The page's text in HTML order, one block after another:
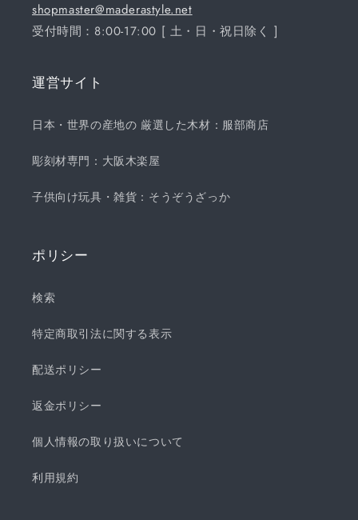
shopmaster@maderastyle.net
受付時間：8:00-17:00 [ 土・日・祝日除く ]
運営サイト
日本・世界の産地の 厳選した木材：服部商店
彫刻材専門：大阪木楽屋
子供向け玩具・雑貨：そうぞうざっか
ポリシー
検索
特定商取引法に関する表示
配送ポリシー
返金ポリシー
個人情報の取り扱いについて
利用規約